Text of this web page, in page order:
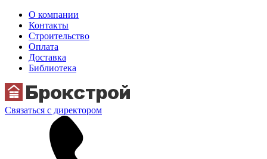
О компании
Контакты
Строительство
Оплата
Доставка
Библиотека
Связаться с директором